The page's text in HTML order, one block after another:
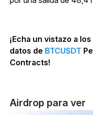
¡Echa un vistazo a
datos de BTCUSDT
Contracts!
Airdrop para ver